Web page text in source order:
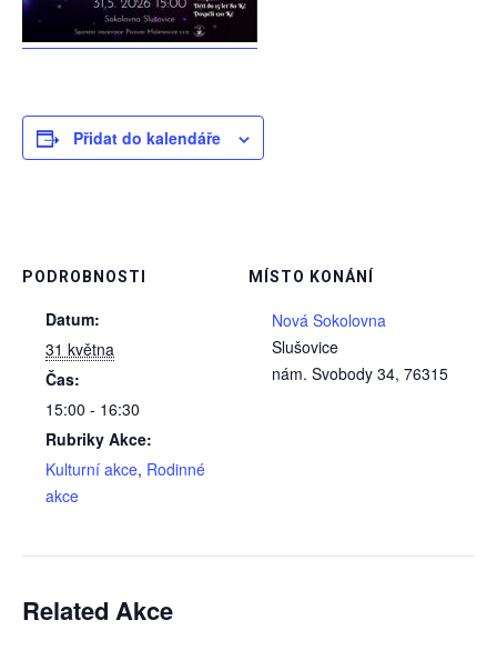
Přidat do kalendáře
PODROBNOSTI
Datum:
31 května
Čas:
15:00 - 16:30
Rubriky Akce:
Kulturní akce, Rodinné
akce
MÍSTO KONÁNÍ
Nová Sokolovna
Slušovice
nám. Svobody 34, 76315
Related Akce